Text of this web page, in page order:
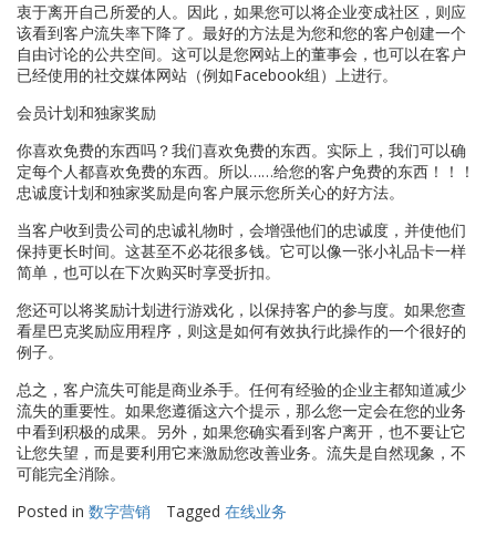
衷于离开自己所爱的人。因此，如果您可以将企业变成社区，则应
该看到客户流失率下降了。最好的方法是为您和您的客户创建一个
自由讨论的公共空间。这可以是您网站上的董事会，也可以在客户
已经使用的社交媒体网站（例如Facebook组）上进行。
会员计划和独家奖励
你喜欢免费的东西吗？我们喜欢免费的东西。实际上，我们可以确
定每个人都喜欢免费的东西。所以……给您的客户免费的东西！！！
忠诚度计划和独家奖励是向客户展示您所关心的好方法。
当客户收到贵公司的忠诚礼物时，会增强他们的忠诚度，并使他们
保持更长时间。这甚至不必花很多钱。它可以像一张小礼品卡一样
简单，也可以在下次购买时享受折扣。
您还可以将奖励计划进行游戏化，以保持客户的参与度。如果您查
看星巴克奖励应用程序，则这是如何有效执行此操作的一个很好的
例子。
总之，客户流失可能是商业杀手。任何有经验的企业主都知道减少
流失的重要性。如果您遵循这六个提示，那么您一定会在您的业务
中看到积极的成果。另外，如果您确实看到客户离开，也不要让它
让您失望，而是要利用它来激励您改善业务。流失是自然现象，不
可能完全消除。
Posted in 数字营销 Tagged 在线业务